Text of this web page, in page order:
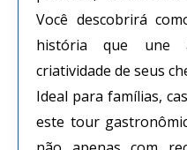
Você descobrirá
história que une
criatividade de seus
Ideal para famílias,
este tour